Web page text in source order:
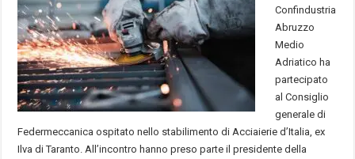
Confindustria
Abruzzo
Medio
Adriatico ha
partecipato
al Consiglio
generale di
Federmeccanica ospitato nello stabilimento di Acciaierie d’Italia, ex
Ilva di Taranto. All’incontro hanno preso parte il presidente della